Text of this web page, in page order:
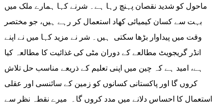
ماحول کو شدید نقصان پہنچ رہا ہے۔ شرنے کہا ہمارے ملک میں
بہت سے کسان کیمیائی کھاد استعمال کر رہے ہیں، جو مختصر
وقت میں پیداوار بڑھا سکتی ہیں۔ شر نے مزید کہا میں نے اپنے
انڈر گریجویٹ مطالعے کے دوران مٹی کی غذائیت کا مطالعہ کیا
ہے، امید ہے کہ چین میں اپنی تعلیم کے ذریعے مناسب حل تلاش
کروں گا اور پاکستانی کسانوں کو زمین کے سائنسی اور عقلی
استعمال کا احساس دلانے میں مدد کروں گا۔ میرے نقطہ نظر سے